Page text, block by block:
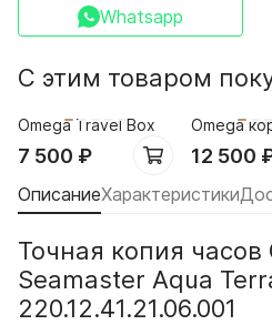
Whatsapp
С этим товаром
Omega Travel Box
7 500 ₽
Omega
12 500
ОписаниеХарактеристики
Точная копия часов
Seamaster Aqua
220.12.41.21.06.001